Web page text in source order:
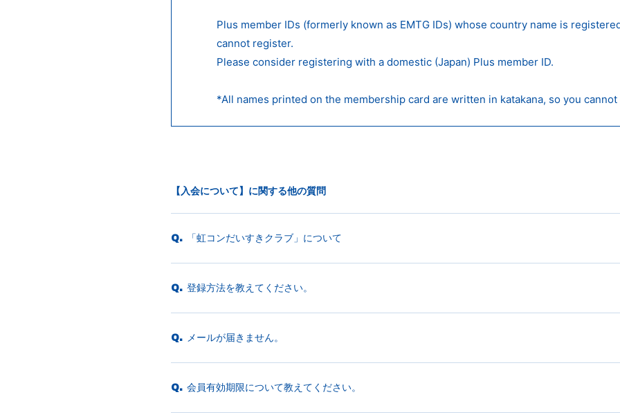
Plus member IDs (formerly known as EMTG IDs) whose country name is
cannot register.
Please consider registering with a domestic (Japan) Plus member ID.
*All names printed on the membership card are written in katakana, so you
【入会について】に関する他の質問
Q. 「虹コンだいすきクラブ」について
Q. 登録方法を教えてください。
Q. メールが届きません。
Q. 会員有効期限について教えてください。